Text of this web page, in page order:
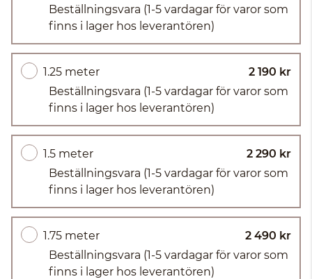
Beställningsvara (1-5 vardagar för varor som
finns i lager hos leverantören)
1.25 meter
2 190 kr
Beställningsvara (1-5 vardagar för varor som
finns i lager hos leverantören)
1.5 meter
2 290 kr
Beställningsvara (1-5 vardagar för varor som
finns i lager hos leverantören)
1.75 meter
2 490 kr
Beställningsvara (1-5 vardagar för varor som
finns i lager hos leverantören)